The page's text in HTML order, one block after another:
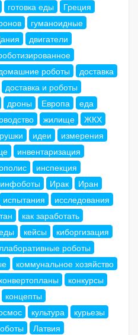
готовка еды
Греция
гуманоидные
двигатели
роботы
доставка
доставка и роботы
дроны Европа
еда
жилище
ЖКХ
идеи
измерения
инвентаризация
инспекция
инфоботы Ирак
Иран
испытания
исследования
как заработать
кейсы
киборгизация
роботы
коммунальное хозяйство
конвертопланы
конкурсы
концепты
культура
курьезы
Латвия